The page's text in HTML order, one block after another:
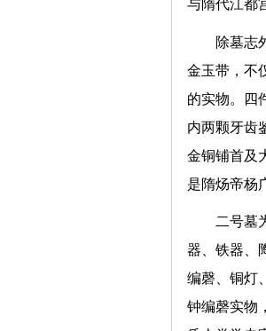
与隋代江
除墓志
金玉带，不
的实物。四
内两颗牙齿
金铜铺首及
是隋炀帝
二号墓
器、铁器、
编磬、铜灯
钟编磬实物